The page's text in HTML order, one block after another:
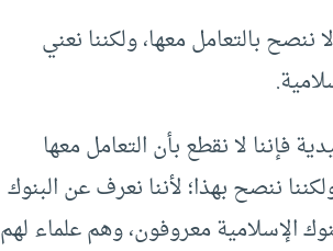
ننصح بالتعامل معها، ولكننا نعني
فإننا لا نقطع بأن التعامل معها
ننصح بهذا؛ لأننا نعرف عن البنوك
الإسلامية معروفون، وهم علماء لهم